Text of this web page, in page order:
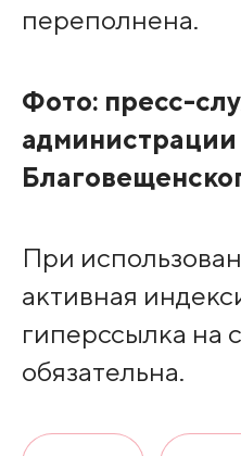
переполнена.
Фото: пресс-
администрации
При
активная
гиперссылка на
обязательна.